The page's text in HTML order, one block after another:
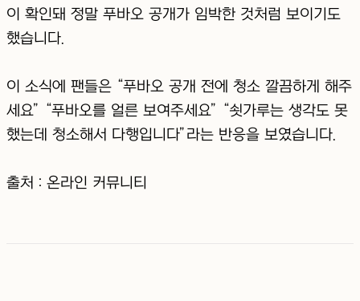
이 확인돼 정말 푸바오 공개가 임박한 것처럼 보이기도
했습니다.
이 소식에 팬들은 “푸바오 공개 전에 청소 깔끔하게 해주
세요” “푸바오를 얼른 보여주세요” “쇳가루는 생각도 못
했는데 청소해서 다행입니다”라는 반응을 보였습니다.
출처 : 온라인 커뮤니티